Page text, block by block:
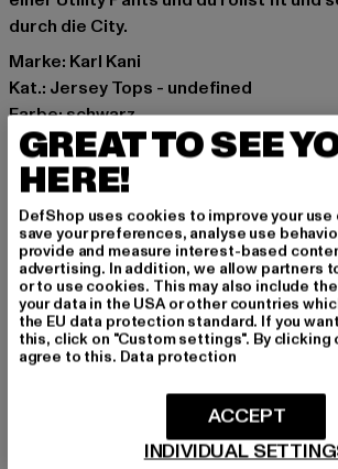
durch die City.
Marke: Karl Kani
Kat.: Jersey Tops - undefined
Farbe: schwarz
Hersteller Farbe: black
Materialzusammensetzung: 95%
Elasthan
Art.Nr: 61310123-00007
Hersteller: Urban Styles Agency GmbH
agentur@urbanstylesagency.com
Schanzenstraße 41 | 51063 Köln | DE
GRÖSSE & PASSFORM
PFLEGEHINWEISE
GREAT TO SEE
HERE!
DefShop uses cookies to improve your
save your preferences, analyse use
provide and measure interest-based
advertising. In addition, we allow partners
or to use cookies. This may also include
your data in the USA or other countries
the EU data protection standard. If you
this, click on "Custom settings". By clicking
agree to this. Data protection
INDIVIDUAL
ACCEPT